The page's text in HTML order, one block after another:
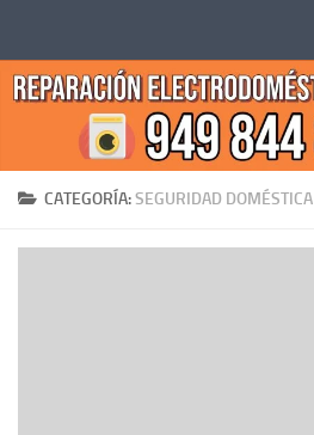
CATEGORÍA:SEGURIDAD DOMÉSTICA